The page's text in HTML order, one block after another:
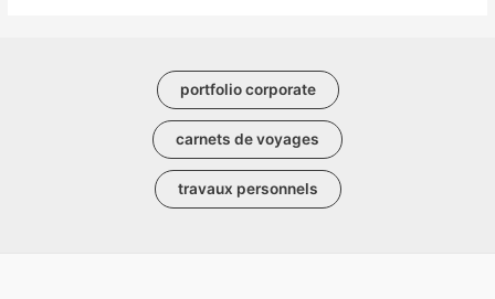
portfolio corporate
carnets de voyages
travaux personnels